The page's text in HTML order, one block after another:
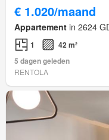
€ 1.020/maand
Appartement in 2624
1
42 m²
5 dagen geleden
RENTOLA